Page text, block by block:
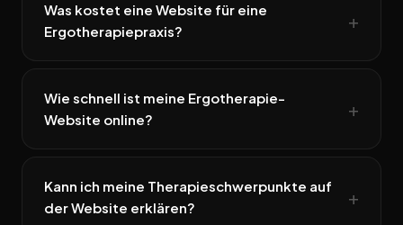
Was kostet eine Website für eine
Ergotherapiepraxis?
Wie schnell ist meine Ergotherapie-
Website online?
Kann ich meine Therapieschwerpunkte auf
der Website erklären?